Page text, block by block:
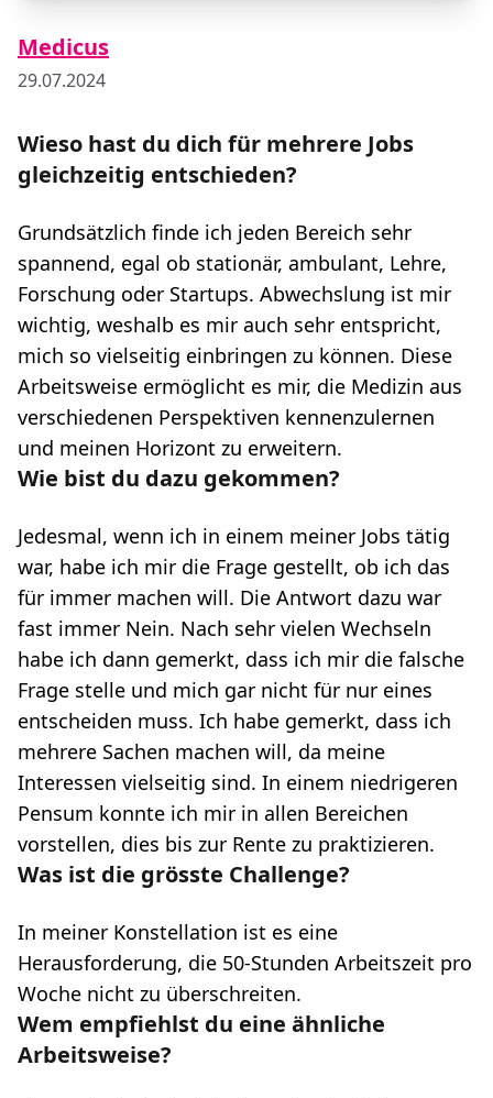
Medicus
29.07.2024
Wieso hast du dich für mehrere Jobs
gleichzeitig entschieden?
Grundsätzlich finde ich jeden Bereich sehr
spannend, egal ob stationär, ambulant, Lehre,
Forschung oder Startups. Abwechslung ist mir
wichtig, weshalb es mir auch sehr entspricht,
mich so vielseitig einbringen zu können. Diese
Arbeitsweise ermöglicht es mir, die Medizin aus
verschiedenen Perspektiven kennenzulernen
und meinen Horizont zu erweitern.
Wie bist du dazu gekommen?
Jedesmal, wenn ich in einem meiner Jobs tätig
war, habe ich mir die Frage gestellt, ob ich das
für immer machen will. Die Antwort dazu war
fast immer Nein. Nach sehr vielen Wechseln
habe ich dann gemerkt, dass ich mir die falsche
Frage stelle und mich gar nicht für nur eines
entscheiden muss. Ich habe gemerkt, dass ich
mehrere Sachen machen will, da meine
Interessen vielseitig sind. In einem niedrigeren
Pensum konnte ich mir in allen Bereichen
vorstellen, dies bis zur Rente zu praktizieren.
Was ist die grösste Challenge?
In meiner Konstellation ist es eine
Herausforderung, die 50-Stunden Arbeitszeit pro
Woche nicht zu überschreiten.
Wem empfiehlst du eine ähnliche
Arbeitsweise?